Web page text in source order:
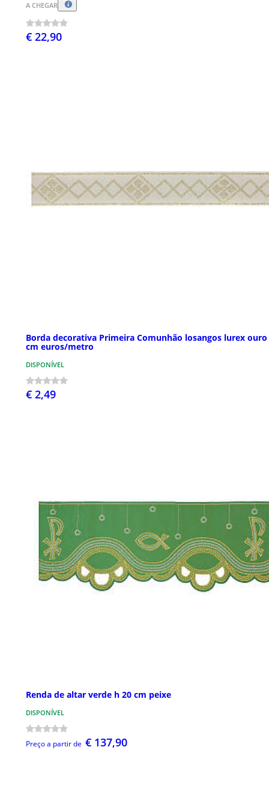
A CHEGAR
€ 22,90
Borda decorativa Primeira Comunhão losangos lurex ouro
cm euros/metro
DISPONÍVEL
€ 2,49
Renda de altar verde h 20 cm peixe
DISPONÍVEL
Preço a partir de € 137,90